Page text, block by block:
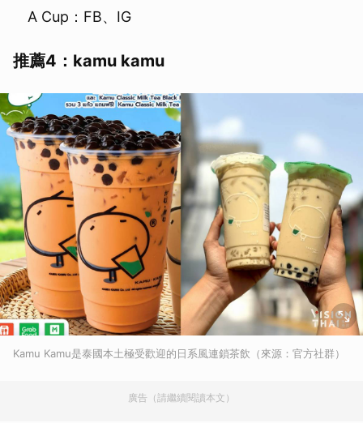
A Cup：FB、IG
推薦4：kamu kamu
Kamu Kamu是泰國本土極受歡迎的日系風連鎖茶飲（來源：官方社群）
廣告（請繼續閱讀本文）